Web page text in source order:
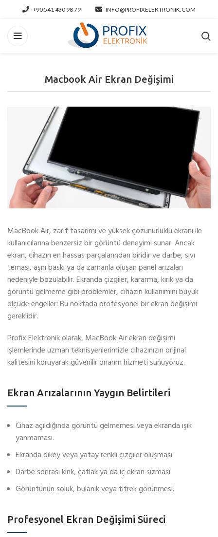
+90 541 430 98 79 INFO@PROFIXELEKTRONIK.COM
Macbook Air Ekran Değişimi
MacBook Air, zarif tasarımı ve yüksek çözünürlüklü ekranı ile
kullanıcılarına benzersiz bir görüntü deneyimi sunar. Ancak
ekran, cihazın en hassas parçalarından biridir ve darbe, sıvı
teması, aşırı baskı ya da zamanla oluşan panel arızaları
nedeniyle bozulabilir. Ekranda çizgiler, kararma, kırık ya da
görüntü gelmeme gibi problemler, cihazın kullanımını büyük
ölçüde engeller. Bu noktada profesyonel bir ekran değişimi
gereklidir.
Profix Elektronik olarak, MacBook Air ekran değişimi
işlemlerinde uzman teknisyenlerimizle cihazınızın orijinal
kalitesini koruyarak güvenilir onarım hizmeti sunuyoruz.
Ekran Arızalarının Yaygın Belirtileri
Cihaz açıldığında görüntü gelmemesi veya ekranda ışık
yanmaması.
Ekranda dikey veya yatay renkli çizgiler oluşması.
Darbe sonrası kırık, çatlak ya da iç ekran sızması.
Görüntünün soluk, bulanık veya titrek görünmesi.
Profesyonel Ekran Değişimi Süreci